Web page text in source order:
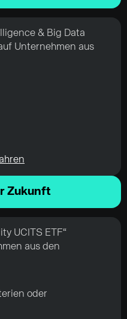
& Big Data
Unternehmen aus
Zukunft
UCITS ETF“
aus den
oder